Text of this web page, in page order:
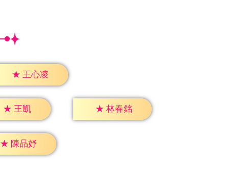
★ 王心凌
★ 王凱 ★ 林春銘
★ 陳品妤